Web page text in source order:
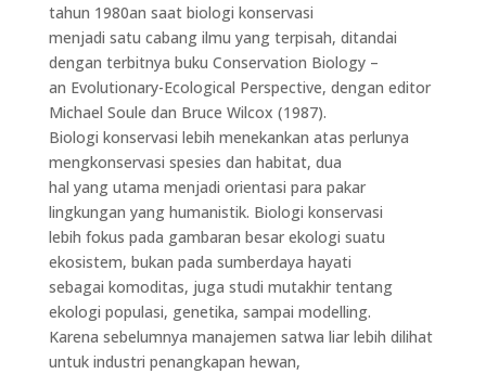
tahun 1980an saat biologi konservasi
menjadi satu cabang ilmu yang terpisah, ditandai
dengan terbitnya buku Conservation Biology –
an Evolutionary-Ecological Perspective, dengan editor
Michael Soule dan Bruce Wilcox (1987).
Biologi konservasi lebih menekankan atas perlunya
mengkonservasi spesies dan habitat, dua
hal yang utama menjadi orientasi para pakar
lingkungan yang humanistik. Biologi konservasi
lebih fokus pada gambaran besar ekologi suatu
ekosistem, bukan pada sumberdaya hayati
sebagai komoditas, juga studi mutakhir tentang
ekologi populasi, genetika, sampai modelling.
Karena sebelumnya manajemen satwa liar lebih dilihat
untuk industri penangkapan hewan,